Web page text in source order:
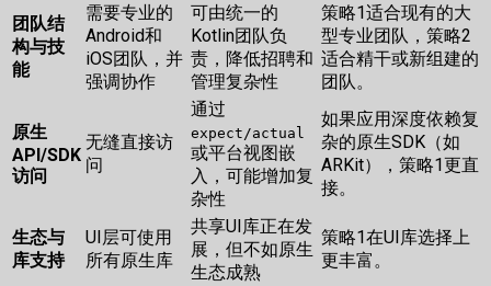
团队结
构与技
能
需要专业的
Android和
iOS团队，并
强调协作
可由统一的
Kotlin团队负
责，降低招聘和
管理复杂性
策略1适合现有的大
型专业团队，策略2
适合精干或新组建的
团队。
原生
API/SDK
访问
无缝直接访
问
通过
expect/actual
或平台视图嵌
入，可能增加复
杂性
如果应用深度依赖复
杂的原生SDK（如
ARKit），策略1更直
接。
生态与
库支持
UI层可使用
所有原生库
共享UI库正在发
展，但不如原生
生态成熟
策略1在UI库选择上
更丰富。